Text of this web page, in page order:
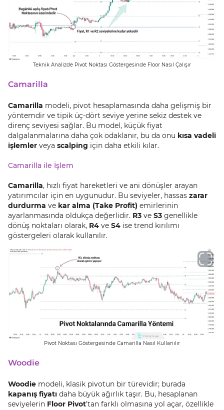
Teknik Analizde Pivot Noktası Göstergesinde Floor Nasıl Çalışır
Camarilla
Camarilla modeli, pivot hesaplamasında daha gelişmiş bir
yöntemdir ve tipik üç-dört seviye yerine sekiz destek ve
direnç seviyesi sağlar. Bu model, küçük fiyat
dalgalanmalarına daha çok odaklanır, bu da onu kısa vadeli
işlemler veya scalping için daha etkili kılar.
Camarilla ile İşlem
Camarilla, hızlı fiyat hareketleri ve ani dönüşler arayan
yatırımcılar için en uygunudur. Bu seviyeler, hassas zarar
durdurma ve kar alma (Take Profit) emirlerinin
ayarlanmasında oldukça değerlidir. R3 ve S3 genellikle
dönüş noktaları olarak, R4 ve S4 ise trend kırılımı
göstergeleri olarak kullanılır.
Pivot Noktası Göstergesinde Camarilla Nasıl Kullanılır
Woodie
Woodie modeli, klasik pivotun bir türevidir; burada
kapanış fiyatı daha büyük ağırlık taşır. Bu, hesaplanan
seviyelerin Floor Pivot’tan farklı olmasına yol açar, özellikle